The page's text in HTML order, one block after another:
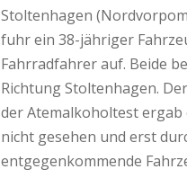
Stoltenhagen
fuhr ein 38-jähriger
Fahrradfahrer auf. Beide
Richtung Stoltenhagen.
der Atemalkoholtest ergab
nicht gesehen und erst
entgegenkommende